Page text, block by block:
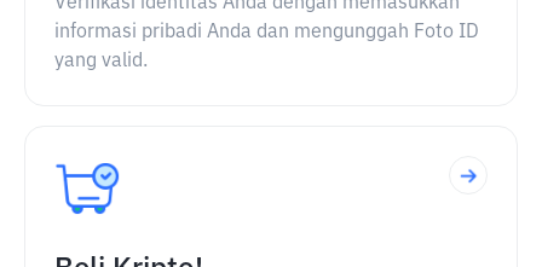
informasi pribadi Anda dan mengunggah Foto ID
yang valid.